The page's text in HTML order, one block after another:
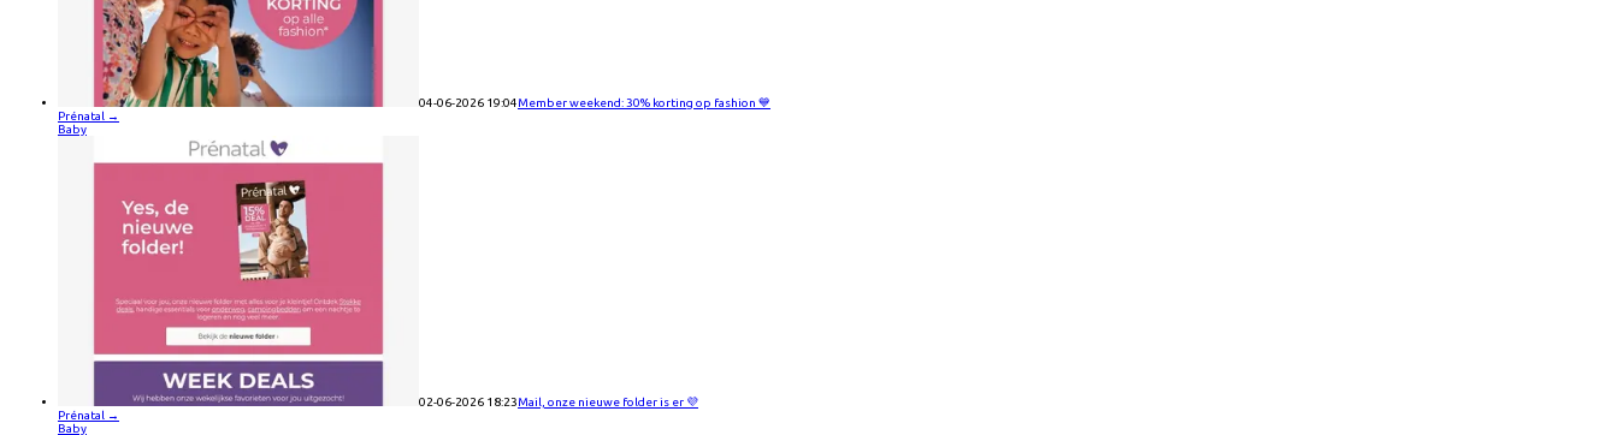
04-06-2026 19:04Member weekend: 30% korting op fashion 💙
Prénatal →
Baby
02-06-2026 18:23Mail, onze nieuwe folder is er 💜
Prénatal →
Baby